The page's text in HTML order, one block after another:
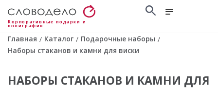
Корпоративные подарки и
полиграфия
Главная / Каталог / Подарочные наборы /
Наборы стаканов и камни для виски
НАБОРЫ СТАКАНОВ И КАМНИ ДЛЯ